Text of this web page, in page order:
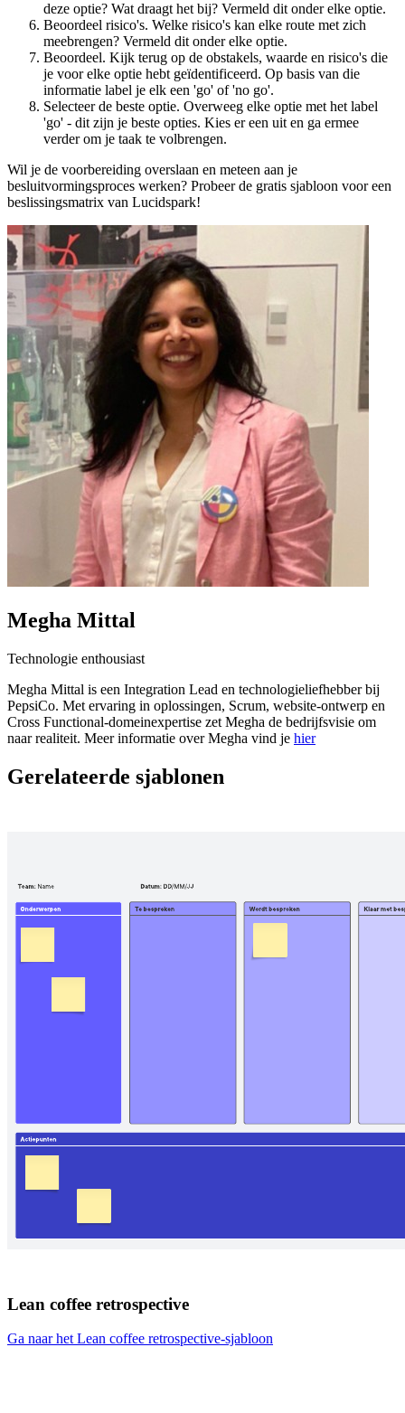
deze optie? Wat draagt het bij? Vermeld dit onder elke optie.
Beoordeel risico's. Welke risico's kan elke route met zich
meebrengen? Vermeld dit onder elke optie.
Beoordeel. Kijk terug op de obstakels, waarde en risico's die
je voor elke optie hebt geïdentificeerd. Op basis van die
informatie label je elk een 'go' of 'no go'.
Selecteer de beste optie. Overweeg elke optie met het label
'go' - dit zijn je beste opties. Kies er een uit en ga ermee
verder om je taak te volbrengen.
Wil je de voorbereiding overslaan en meteen aan je
besluitvormingsproces werken? Probeer de gratis sjabloon voor een
beslissingsmatrix van Lucidspark!
Megha Mittal
Technologie enthousiast
Megha Mittal is een Integration Lead en technologieliefhebber bij
PepsiCo. Met ervaring in oplossingen, Scrum, website-ontwerp en
Cross Functional-domeinexpertise zet Megha de bedrijfsvisie om
naar realiteit. Meer informatie over Megha vind je hier
Gerelateerde sjablonen
Lean coffee retrospective
Ga naar het Lean coffee retrospective-sjabloon